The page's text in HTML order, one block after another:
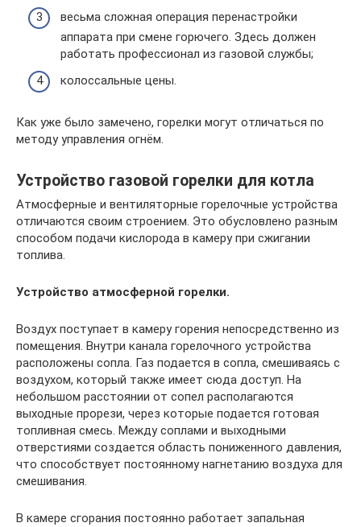
весьма сложная операция перенастройки
аппарата при смене горючего. Здесь должен
работать профессионал из газовой службы;
колоссальные цены.
Как уже было замечено, горелки могут отличаться по
методу управления огнём.
Устройство газовой горелки для котла
Атмосферные и вентиляторные горелочные устройства
отличаются своим строением. Это обусловлено разным
способом подачи кислорода в камеру при сжигании
топлива.
Устройство атмосферной горелки.
Воздух поступает в камеру горения непосредственно из
помещения. Внутри канала горелочного устройства
расположены сопла. Газ подается в сопла, смешиваясь с
воздухом, который также имеет сюда доступ. На
небольшом расстоянии от сопел располагаются
выходные прорези, через которые подается готовая
топливная смесь. Между соплами и выходными
отверстиями создается область пониженного давления,
что способствует постоянному нагнетанию воздуха для
смешивания.
В камере сгорания постоянно работает запальная